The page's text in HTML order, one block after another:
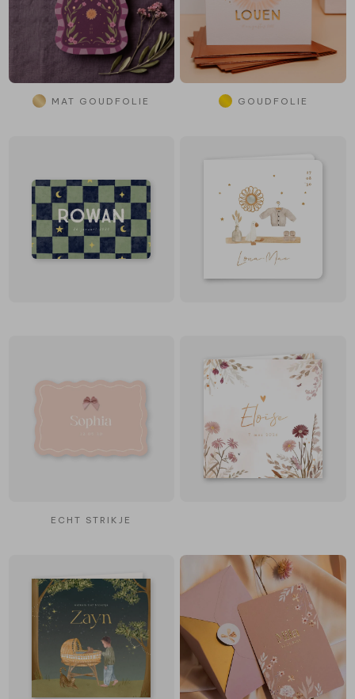
MAT GOUDFOLIE GOUDFOLIE
ECHT STRIKJE